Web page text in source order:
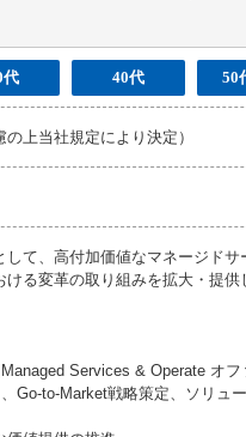
代 40代 50
上当社規定により決定）
て、高付加価値なマネージド
る変革の取り組みを拡大・提供
Services & Operate オフ
Go-to-Market戦略策定、ソリュ